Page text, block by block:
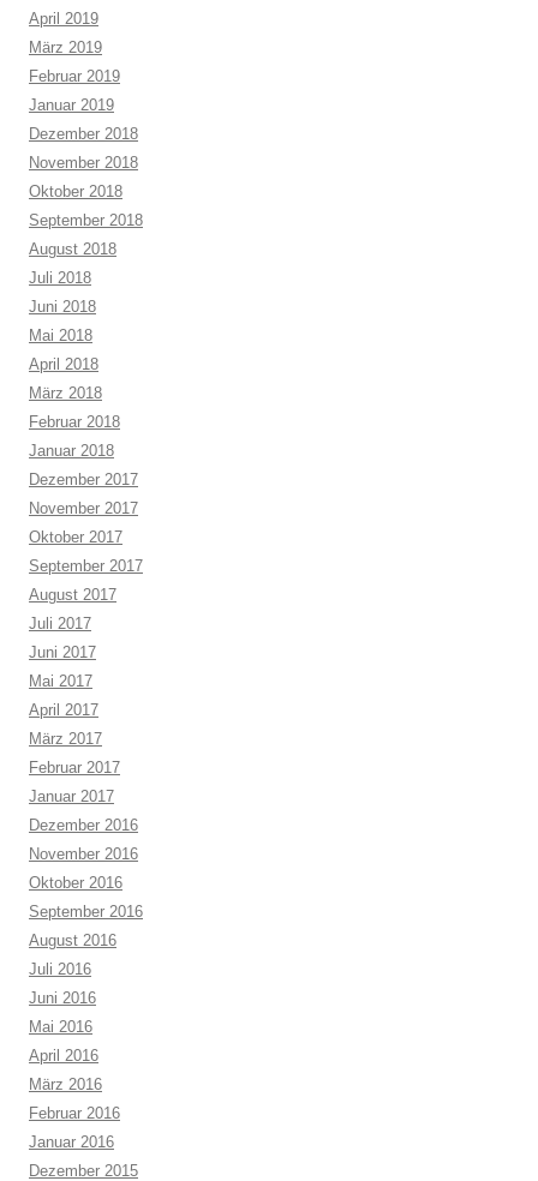
April 2019
März 2019
Februar 2019
Januar 2019
Dezember 2018
November 2018
Oktober 2018
September 2018
August 2018
Juli 2018
Juni 2018
Mai 2018
April 2018
März 2018
Februar 2018
Januar 2018
Dezember 2017
November 2017
Oktober 2017
September 2017
August 2017
Juli 2017
Juni 2017
Mai 2017
April 2017
März 2017
Februar 2017
Januar 2017
Dezember 2016
November 2016
Oktober 2016
September 2016
August 2016
Juli 2016
Juni 2016
Mai 2016
April 2016
März 2016
Februar 2016
Januar 2016
Dezember 2015